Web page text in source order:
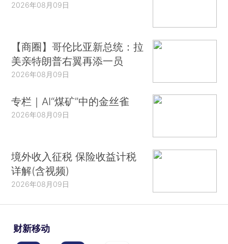
2026年08月09日
【商圈】哥伦比亚新总统：拉
美亲特朗普右翼再添一员
2026年08月09日
专栏｜AI“煤矿”中的金丝雀
2026年08月09日
境外收入征税 保险收益计税
详解(含视频)
2026年08月09日
财新移动